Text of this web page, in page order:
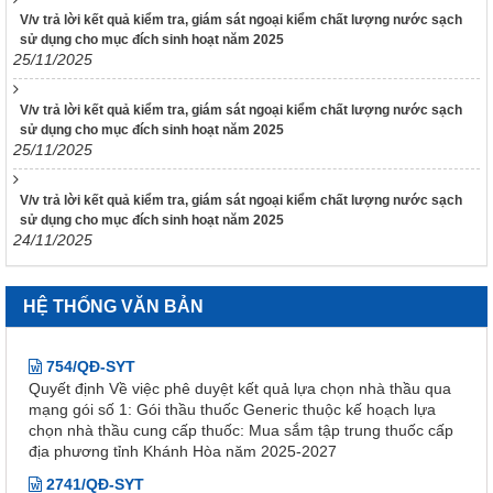
V/v trả lời kết quả kiểm tra, giám sát ngoại kiểm chất lượng nước sạch
sử dụng cho mục đích sinh hoạt năm 2025
25/11/2025
V/v trả lời kết quả kiểm tra, giám sát ngoại kiểm chất lượng nước sạch
sử dụng cho mục đích sinh hoạt năm 2025
25/11/2025
V/v trả lời kết quả kiểm tra, giám sát ngoại kiểm chất lượng nước sạch
sử dụng cho mục đích sinh hoạt năm 2025
24/11/2025
HỆ THỐNG VĂN BẢN
914/QĐ-SYT
Quyết định Về việc điều chỉnh một số nội dung của Quyết định
số 754/QĐ-SYT ngày 15/10/2025 của Sở Y tế về việc phê
thuốc Generic thuộc kế hoạch lựa chọn nhà thầu cung cấp
thuốc: Mua sắm tập trung thuốc cấp địa phương tỉnh Khánh
Hòa năm 2025-2027 (lần 2)
Quyết định Về việc điều chỉnh một số nội dung của Quyết định
số 754/QĐ-SYT ngày 15/10/2025 của Sở Y tế về việc phê
duyệt kết quả lựa chọn nhà thầu qua mạng gói số 1: Gói thầu
thuốc Generic thuộc kế hoạch lựa chọn nhà thầu cung cấp
thuốc: Mua sắm tập trung thuốc cấp địa phương tỉnh Khánh
Hòa năm 2025-2027
Quyết định Về việc phê duyệt kết quả lựa chọn nhà thầu qua
mạng gói số 1: Gói thầu thuốc Generic thuộc kế hoạch lựa
chọn nhà thầu cung cấp thuốc: Mua sắm tập trung thuốc cấp
địa phương tỉnh Khánh Hòa năm 2025-2027
2741/QĐ-SYT
Quyết định Về việc thu hồi số công bố tiêu chuẩn áp dụng của